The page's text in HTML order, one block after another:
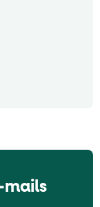
mails